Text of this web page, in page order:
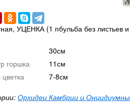
УЦЕНКА (1 пбульба без листьев и
30см
горшка
11см
7-8см
Орхидеи Камбрии и